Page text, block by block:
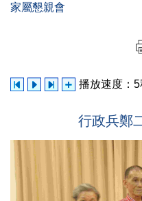
家屬懇親會
播放速度： 5
行政兵鄭